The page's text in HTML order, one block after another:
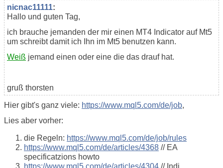
nicnac11111:
Hallo und guten Tag,
ich brauche jemanden der mir einen MT4 Indicator auf Mt5
um schreibt damit ich Ihn im Mt5 benutzen kann.
Weiß jemand einen oder eine die das drauf hat.
gruß thorsten
Hier gibt's ganz viele: https://www.mql5.com/de/job,
Lies aber vorher:
die Regeln: https://www.mql5.com/de/job/rules
https://www.mql5.com/de/articles/4368 // EA
specificatzions howto